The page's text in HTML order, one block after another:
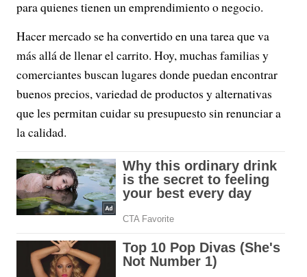
para quienes tienen un emprendimiento o negocio.
Hacer mercado se ha convertido en una tarea que va
más allá de llenar el carrito. Hoy, muchas familias y
comerciantes buscan lugares donde puedan encontrar
buenos precios, variedad de productos y alternativas
que les permitan cuidar su presupuesto sin renunciar a
la calidad.